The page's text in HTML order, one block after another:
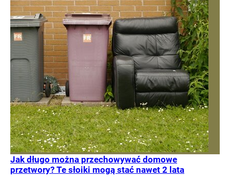
Jak długo można przechowywać domowe
przetwory? Te słoiki mogą stać nawet 2 lata